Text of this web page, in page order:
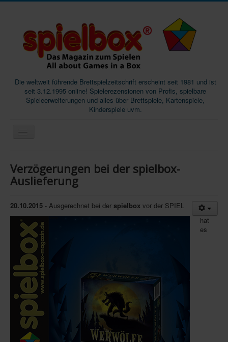
Die weltweit führende Brettspielzeitschrift erscheint seit 1981 und ist
seit 3.12.1995 online! Spielerezensionen von Profis, spielbare
Spieleerweiterungen und alles über Brettspiele, Kartenspiele,
Kinderspiele uvm.
Magazine
Podcast
SpieleMag
Infos
Shop
Download spielbox Special 2025
Newsletter
Spieledatenbank
Premium login
Verzögerungen bei der spielbox-
Auslieferung
20.10.2015 - Ausgerechnet bei der spielbox vor der SPIEL
hat
es